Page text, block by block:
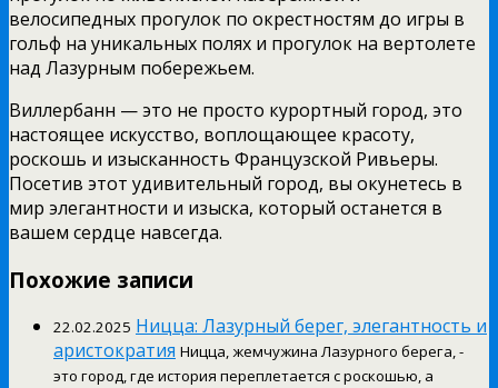
велосипедных прогулок по окрестностям до игры в
гольф на уникальных полях и прогулок на вертолете
над Лазурным побережьем.
Виллербанн — это не просто курортный город, это
настоящее искусство, воплощающее красоту,
роскошь и изысканность Французской Ривьеры.
Посетив этот удивительный город, вы окунетесь в
мир элегантности и изыска, который останется в
вашем сердце навсегда.
Похожие записи
22.02.2025 Ницца: Лазурный берег, элегантность и
аристократия Ницца, жемчужина Лазурного берега, -
это город, где история переплетается с роскошью, а